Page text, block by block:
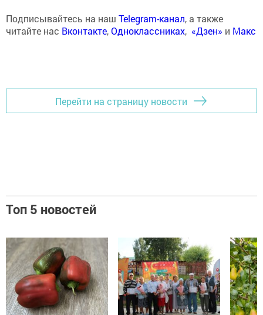
Подписывайтесь на наш Telegram-канал, а также
читайте нас Вконтакте,Одноклассниках, «Дзен» и Макс
Перейти на страницу новости
Топ 5 новостей